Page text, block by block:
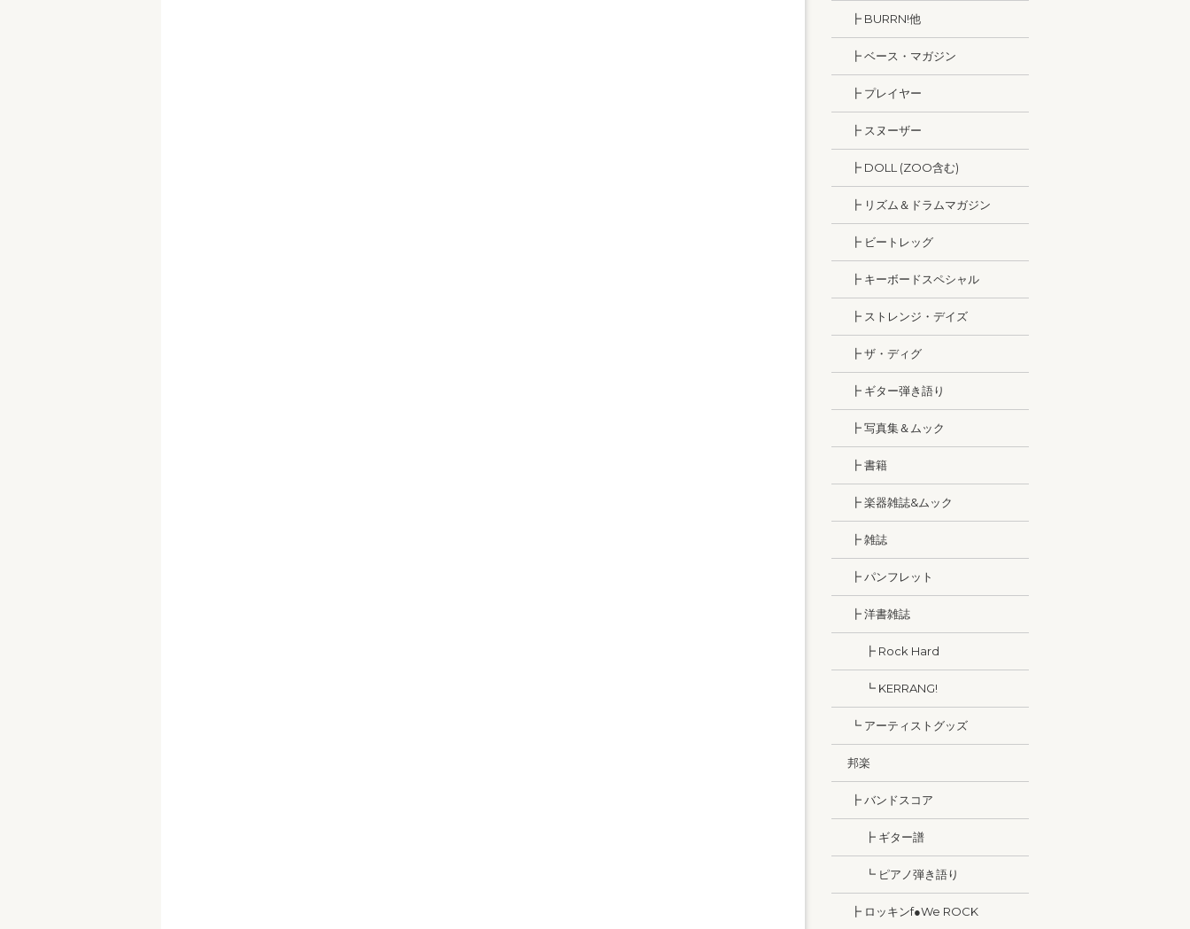
┣ BURRN!他
┣ ベース・マガジン
┣ プレイヤー
┣ スヌーザー
┣ DOLL (ZOO含む)
┣ リズム＆ドラムマガジン
┣ ビートレッグ
┣ キーボードスペシャル
┣ ストレンジ・デイズ
┣ ザ・ディグ
┣ ギター弾き語り
┣ 写真集＆ムック
┣ 書籍
┣ 楽器雑誌&ムック
┣ 雑誌
┣ パンフレット
┣ 洋書雑誌
┣ Rock Hard
┗ KERRANG!
┗ アーティストグッズ
邦楽
┣ バンドスコア
┣ ギター譜
┗ ピアノ弾き語り
┣ ロッキンf●We ROCK